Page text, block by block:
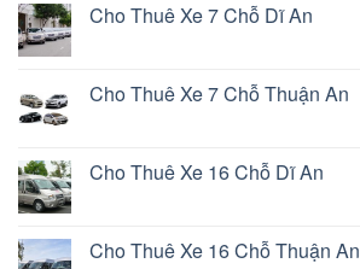
Cho Thuê Xe 7 Chỗ Dĩ An
Cho Thuê Xe 7 Chỗ Thuận An
Cho Thuê Xe 16 Chỗ Dĩ An
Cho Thuê Xe 16 Chỗ Thuận An